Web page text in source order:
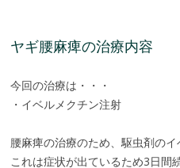
ヤギ腰麻痺の治療内容
今回の治療は・・・
・イベルメクチン注射
腰麻痺の治療のため、駆虫剤の
これは症状が出ているため3日間